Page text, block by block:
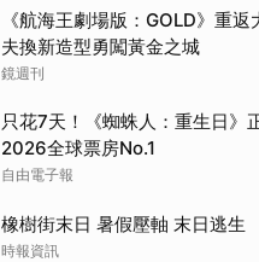
《航海王劇場版：GOLD》重
夫換新造型勇闖黃金之城
鏡週刊
只花7天！《蜘蛛人：重生日》
2026全球票房No.1
自由電子報
橡樹街末日 暑假壓軸 末日逃生
時報資訊